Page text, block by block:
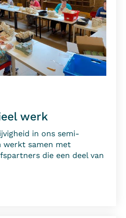
werk
in ons semi-
samen met
die een deel van